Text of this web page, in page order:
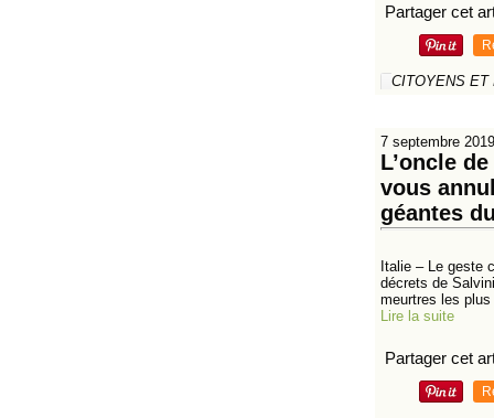
Partager cet
CITOYENS ET
7 septembre 2019
L’oncle
vous
géantes
Italie – Le geste
décrets de
meurtres les
Lire la suite
Partager cet